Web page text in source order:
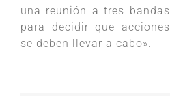
una reunión a tres bandas
para decidir que acciones
se deben llevar a cabo».